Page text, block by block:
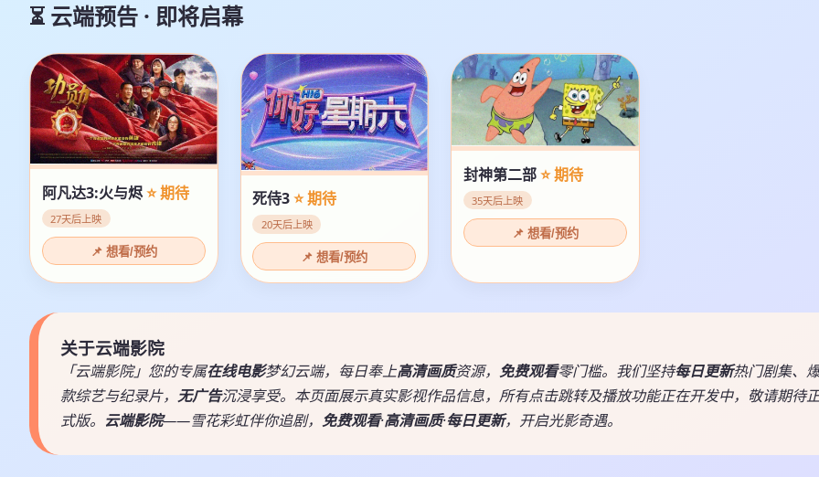
⏳ 云端预告 · 即将启幕
阿凡达3:火与烬⭐ 期待
27天后上映
📌 想看/预约
死侍3⭐ 期待
20天后上映
📌 想看/预约
封神第二部⭐ 期待
35天后上映
📌 想看/预约
关于云端影院
「云端影院」您的专属在线电影梦幻云端，每日奉上高清画质资源， 免费观看零门槛。我们坚持每日更新热门剧集、
款综艺与纪录片， 无广告沉浸享受。本页面展示真实影视作品信息，所有点击跳转及播放功能正在开发中，敬请期待
式版。 云端影院——雪花彩虹伴你追剧， 免费观看·高清画质·每日更新，开启光影奇遇。